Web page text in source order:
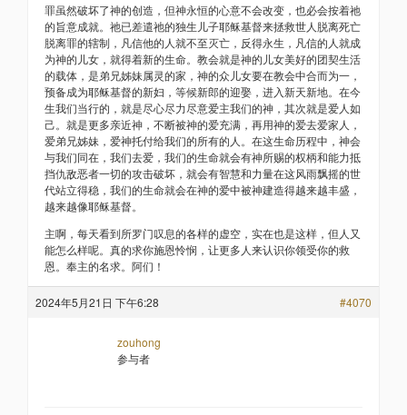
罪虽然破坏了神的创造，但神永恒的心意不会改变，也必会按着祂
的旨意成就。祂已差遣祂的独生儿子耶稣基督来拯救世人脱离死亡
脱离罪的辖制，凡信他的人就不至灭亡，反得永生，凡信的人就成
为神的儿女，就得着新的生命。教会就是神的儿女美好的团契生活
的载体，是弟兄姊妹属灵的家，神的众儿女要在教会中合而为一，
预备成为耶稣基督的新妇，等候新郎的迎娶，进入新天新地。在今
生我们当行的，就是尽心尽力尽意爱主我们的神，其次就是爱人如
己。就是更多亲近神，不断被神的爱充满，再用神的爱去爱家人，
爱弟兄姊妹，爱神托付给我们的所有的人。在这生命历程中，神会
与我们同在，我们去爱，我们的生命就会有神所赐的权柄和能力抵
挡仇敌恶者一切的攻击破坏，就会有智慧和力量在这风雨飘摇的世
代站立得稳，我们的生命就会在神的爱中被神建造得越来越丰盛，
越来越像耶稣基督。
主啊，每天看到所罗门叹息的各样的虚空，实在也是这样，但人又
能怎么样呢。真的求你施恩怜悯，让更多人来认识你领受你的救
恩。奉主的名求。阿们！
2024年5月21日 下午6:28 #4070
zouhong
参与者